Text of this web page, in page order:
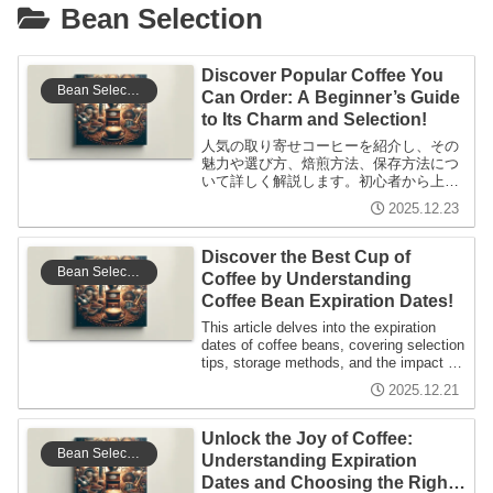
Bean Selection
Bean Selection
Discover Popular Coffee You
Can Order: A Beginner’s Guide
to Its Charm and Selection!
人気の取り寄せコーヒーを紹介し、その
魅力や選び方、焙煎方法、保存方法につ
いて詳しく解説します。初心者から上級
者まで楽しめる情報を提供し、コーヒー
文化の深さに触れる内容です。
2025.12.23
Bean Selection
Discover the Best Cup of
Coffee by Understanding
Coffee Bean Expiration Dates!
This article delves into the expiration
dates of coffee beans, covering selection
tips, storage methods, and the impact of
roasting. It's packed with knowledge for
coffee lovers of all levels to enhance
their coffee experience.
2025.12.21
Unlock the Joy of Coffee:
Understanding Expiration
Dates and Choosing the Right